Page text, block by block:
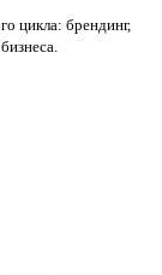
цикла: брендинг,